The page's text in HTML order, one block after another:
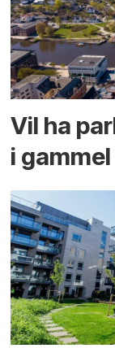
Vil ha
i